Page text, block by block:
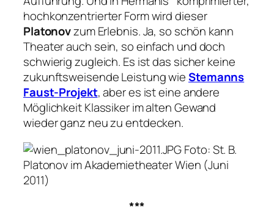
hochkonzentrierter Form wird dieser
Platonovzum Erlebnis. Ja, so schön kann
Theater auch sein, so einfach und doch
schwierig zugleich. Es ist das sicher keine
zukunftsweisende Leistung wieStemanns
Faust-Projekt, aber es ist eine andere
Möglichkeit Klassiker im alten Gewand
wieder ganz neu zu entdecken.
Foto: St. B.
Platonov im Akademietheater Wien (Juni
2011)
***